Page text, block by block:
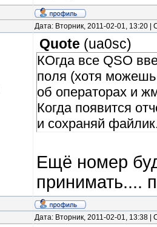
Дата: Вторник, 2011-02-01, 13:20
Quote (ua0sc)
КОгда все QSO
поля (хотя
об операторах и
Когда появится
и сохраняй
Ещё номер
принимать....
Дата: Вторник, 2011-02-01, 13:38